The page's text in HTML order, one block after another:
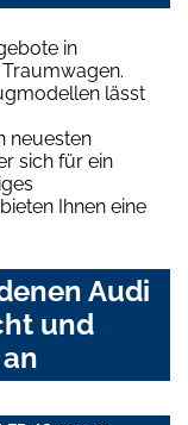
in
lässt
neuesten
sich für ein
Ihnen eine
Audi
und